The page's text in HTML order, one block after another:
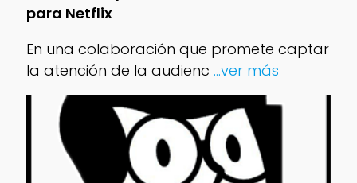
para Netflix
En una colaboración que promete captar
la atención de la audienc ...ver más